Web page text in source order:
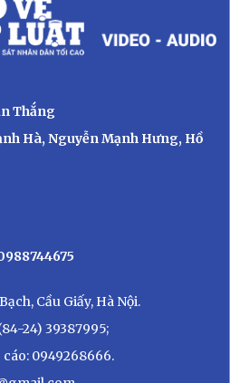
Thắng
Hà, Nguyễn Mạnh Hưng, Hồ
Cầu Giấy, Hà Nội.
24) 39387995;
0949268666.